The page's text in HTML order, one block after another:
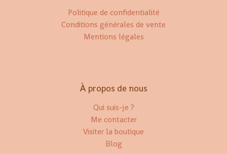
Politique de confidentialité
Conditions générales de vente
Mentions légales
À propos de nous
Qui suis-je ?
Me contacter
Visiter la boutique
Blog